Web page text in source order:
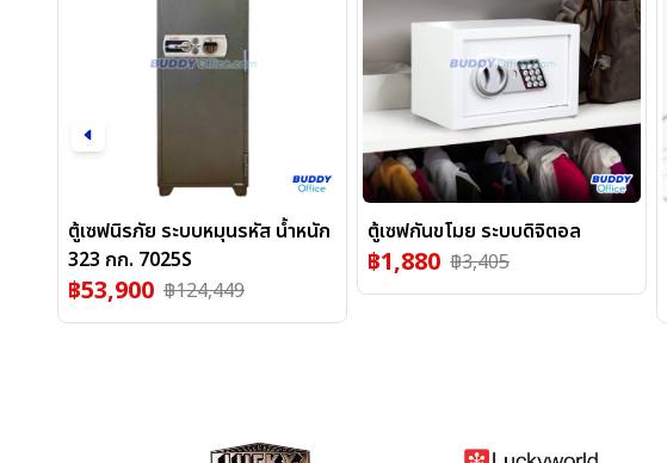
ตู้เซฟนิรภัย ระบบหมุนรหัส น้ำหนัก
323 กก. 7025S
฿53,900 ฿124,449
ตู้เซฟกันขโมย ระบบดิจิตอล
฿1,880 ฿3,405